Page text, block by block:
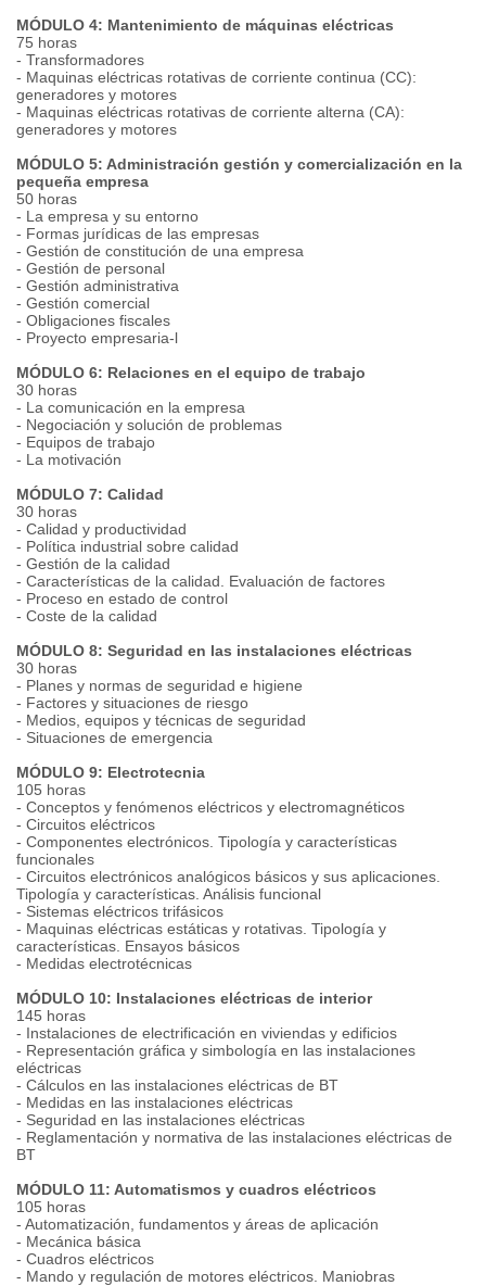
MÓDULO 4: Mantenimiento de máquinas eléctricas
75 horas
- Transformadores
- Maquinas eléctricas rotativas de corriente continua (CC):
generadores y motores
- Maquinas eléctricas rotativas de corriente alterna (CA):
generadores y motores
MÓDULO 5: Administración gestión y comercialización en la
pequeña empresa
50 horas
- La empresa y su entorno
- Formas jurídicas de las empresas
- Gestión de constitución de una empresa
- Gestión de personal
- Gestión administrativa
- Gestión comercial
- Obligaciones fiscales
- Proyecto empresaria-l
MÓDULO 6: Relaciones en el equipo de trabajo
30 horas
- La comunicación en la empresa
- Negociación y solución de problemas
- Equipos de trabajo
- La motivación
MÓDULO 7: Calidad
30 horas
- Calidad y productividad
- Política industrial sobre calidad
- Gestión de la calidad
- Características de la calidad. Evaluación de factores
- Proceso en estado de control
- Coste de la calidad
MÓDULO 8: Seguridad en las instalaciones eléctricas
30 horas
- Planes y normas de seguridad e higiene
- Factores y situaciones de riesgo
- Medios, equipos y técnicas de seguridad
- Situaciones de emergencia
MÓDULO 9: Electrotecnia
105 horas
- Conceptos y fenómenos eléctricos y electromagnéticos
- Circuitos eléctricos
- Componentes electrónicos. Tipología y características
funcionales
- Circuitos electrónicos analógicos básicos y sus aplicaciones.
Tipología y características. Análisis funcional
- Sistemas eléctricos trifásicos
- Maquinas eléctricas estáticas y rotativas. Tipología y
características. Ensayos básicos
- Medidas electrotécnicas
MÓDULO 10: Instalaciones eléctricas de interior
145 horas
- Instalaciones de electrificación en viviendas y edificios
- Representación gráfica y simbología en las instalaciones
eléctricas
- Cálculos en las instalaciones eléctricas de BT
- Medidas en las instalaciones eléctricas
- Seguridad en las instalaciones eléctricas
- Reglamentación y normativa de las instalaciones eléctricas de
BT
MÓDULO 11: Automatismos y cuadros eléctricos
105 horas
- Automatización, fundamentos y áreas de aplicación
- Mecánica básica
- Cuadros eléctricos
- Mando y regulación de motores eléctricos. Maniobras